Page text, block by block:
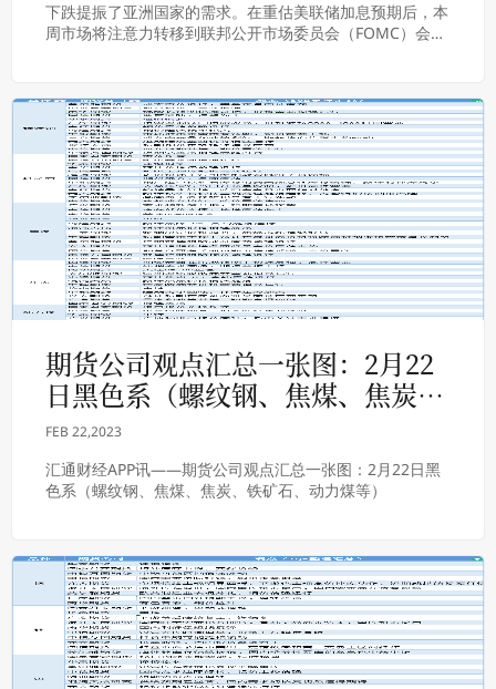
下跌提振了亚洲国家的需求。在重估美联储加息预期后，本
周市场将注意力转移到联邦公开市场委员会（FOMC）会议
期货公司观点汇总一张图：2月22
日黑色系（螺纹钢、焦煤、焦炭、
铁矿石、动力煤等）
FEB 22,2023
汇通财经APP讯——期货公司观点汇总一张图：2月22日黑
色系（螺纹钢、焦煤、焦炭、铁矿石、动力煤等）